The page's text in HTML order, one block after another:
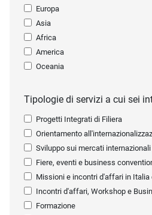
Europa
Asia
Africa
America
Oceania
Tipologie di servizi a cui sei
Progetti Integrati di Filiera
Orientamento
Sviluppo sui mercati
Fiere, eventi e business
Missioni e incontri d'affari in Italia
Incontri d'affari, Workshop e
Formazione